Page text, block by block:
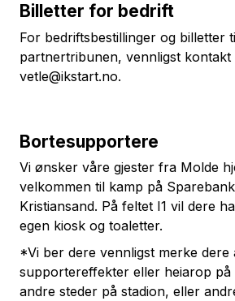
Billetter for bedrift
For bedriftsbestillinger og billetter
partnertribunen, vennligst kontakt
vetle@ikstart.no.
Bortesupportere
Vi ønsker våre gjester fra Molde
velkommen til kamp på
Kristiansand. På feltet I1 vil dere
egen kiosk og toaletter.
*Vi ber dere vennligst merke dere
supportereffekter eller heiarop på
andre steder på stadion, eller